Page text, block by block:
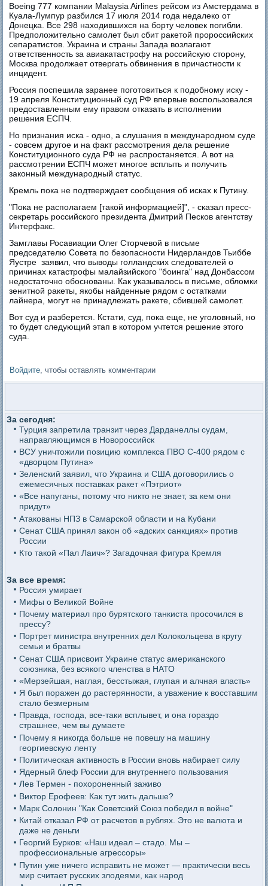
Boeing 777 компании Malaysia Airlines рейсом из Амстердама в
Куала-Лумпур разбился 17 июля 2014 года недалеко от
Донецка. Все 298 находившихся на борту человек погибли.
Предположительно самолет был сбит ракетой пророссийских
сепаратистов. Украина и страны Запада возлагают
ответственность за авиакатастрофу на российскую сторону,
Москва продолжает отвергать обвинения в причастности к
инцидент.
Россия поспешила заранее поготовиться к подобному иску -
19 апреля Конституционный суд РФ впервые воспользовался
предоставленным ему правом отказать в исполнении
решения ЕСПЧ.
Но признания иска - одно, а слушания в международном суде
- совсем другое и на факт рассмотрения дела решение
Конституционного суда РФ не распростаняется. А вот на
рассмотрении ЕСПЧ может многое всплыть и получить
законный международный статус.
Кремль пока не подтверждает сообщения об исках к Путину.
"Пока не располагаем [такой информацией]", - сказал пресс-
секретарь российского президента Дмитрий Песков агентству
Интерфакс.
Замглавы Росавиации Олег Сторчевой в письме
председателю Совета по безопасности Нидерландов Тьиббе
Яустре заявил, что выводы голландских следователей о
причинах катастрофы малайзийского "боинга" над Донбассом
недостаточно обоснованы. Как указывалось в письме, обломки
зенитной ракеты, якобы найденные рядом с остатками
лайнера, могут не принадлежать ракете, сбившей самолет.
Вот суд и разберется. Кстати, суд, пока еще, не уголовный, но
то будет следующий этап в котором учтется решение этого
суда.
Войдите , чтобы оставлять комментарии
За сегодня:
Турция запретила транзит через Дарданеллы судам,
направляющимся в Новороссийск
ВСУ уничтожили позицию комплекса ПВО С-400 рядом с
«дворцом Путина»
Зеленский заявил, что Украина и США договорились о
ежемесячных поставках ракет «Пэтриот»
«Все напуганы, потому что никто не знает, за кем они
придут»
Атакованы НПЗ в Самарской области и на Кубани
Сенат США принял закон об «адских санкциях» против
России
Кто такой «Пал Лаич»? Загадочная фигура Кремля
За все время:
Россия умирает
Мифы о Великой Войне
Почему материал про бурятского танкиста просочился в
прессу?
Портрет министра внутренних дел Колокольцева в кругу
семьи и братвы
Сенат США присвоит Украине статус американского
союзника, без всякого членства в НАТО
«Мерзейшая, наглая, бесстыжая, глупая и алчная власть»
Я был поражен до растерянности, а уважение к восставшим
стало безмерным
Правда, господа, все-таки всплывет, и она гораздо
страшнее, чем вы думаете
Почему я никогда больше не повешу на машину
георгиевскую ленту
Политическая активность в России вновь набирает силу
Ядерный блеф России для внутреннего пользования
Лев Термен - похороненный заживо
Виктор Ерофеев: Как тут жить дальше?
Марк Солонин "Как Советский Союз победил в войне"
Китай отказал РФ от расчетов в рублях. Это не валюта и
даже не деньги
Георгий Бурков: «Наш идеал – стадо. Мы –
профессиональные агрессоры»
Путин уже ничего исправить не может — практически весь
мир считает русских злодеями, как народ